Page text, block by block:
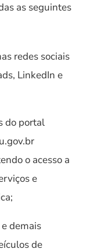
as seguintes
redes sociais
LinkedIn e
do portal
o acesso a
e
demais
de